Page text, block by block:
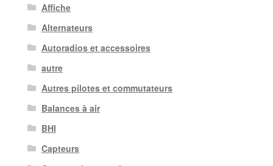
Affiche
Alternateurs
Autoradios et accessoires
autre
Autres pilotes et commutateurs
Balances à air
BHI
Capteurs